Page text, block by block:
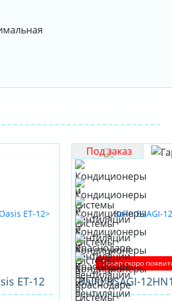
ET-12
Под заказ
Товар скоро
Ballu BSAGI-